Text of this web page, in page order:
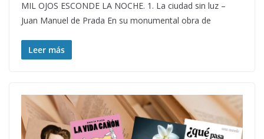
MIL OJOS ESCONDE LA NOCHE. 1. La ciudad sin luz –
Juan Manuel de Prada En su monumental obra de
Leer más